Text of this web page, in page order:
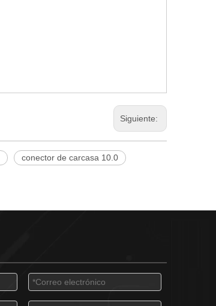
Siguiente:
conector de carcasa 10.0